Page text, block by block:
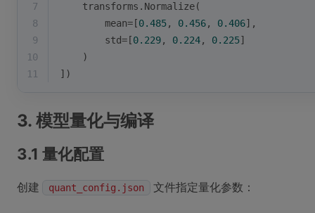
7
    transforms.Normalize(
8
        mean=[
0.485, 0.456, 0.406],
9
        std=[
0.229, 0.224, 0.225]
10
    )
11
])
3. 模型量化与编译
3.1 量化配置
创建 quant_config.json 文件指定量化参数：